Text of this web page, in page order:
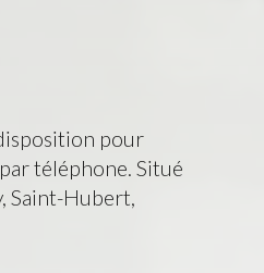
pour
téléphone. Situé
Saint-Hubert,